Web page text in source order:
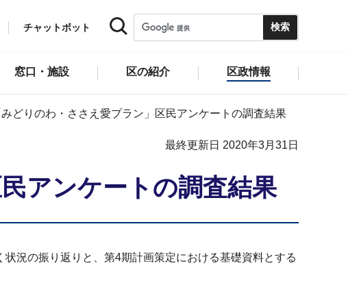
チャットボット
窓口・施設 区の紹介 区政情報
どりのわ・ささえ愛プラン」区民アンケートの調査結果
最終更新日 2020年3月31日
アンケートの調査結果
況の振り返りと、第4期計画策定における基礎資料とする